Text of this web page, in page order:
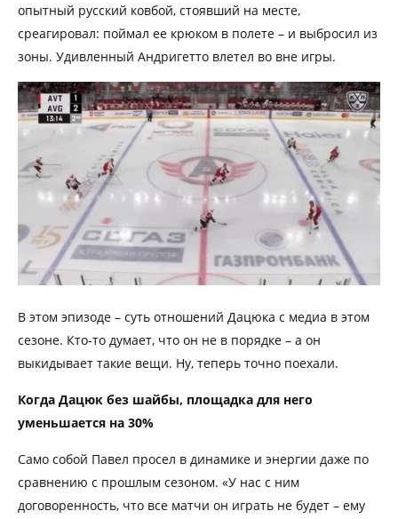
опытный русский ковбой, стоявший на месте,
среагировал: поймал ее крюком в полете – и выбросил из
зоны. Удивленный Андригетто влетел во вне игры.
В этом эпизоде – суть отношений Дацюка с медиа в этом
сезоне. Кто-то думает, что он не в порядке – а он
выкидывает такие вещи. Ну, теперь точно поехали.
Когда Дацюк без шайбы, площадка для него
уменьшается на 30%
Само собой Павел просел в динамике и энергии даже по
сравнению с прошлым сезоном. «У нас с ним
договоренность, что все матчи он играть не будет – ему